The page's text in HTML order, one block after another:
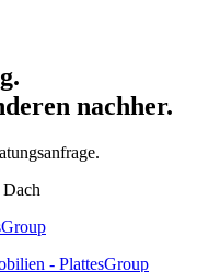
nachher.